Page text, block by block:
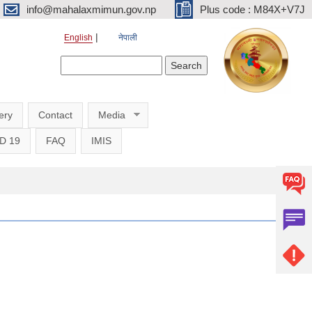
info@mahalaxmimun.gov.np Plus code : M84X+V7J
English नेपाली
Contact Media
19 FAQ IMIS